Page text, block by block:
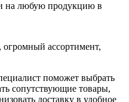
на любую продукцию в
ассортимент,
поможет выбрать
сопутствующие товары,
доставку в удобное